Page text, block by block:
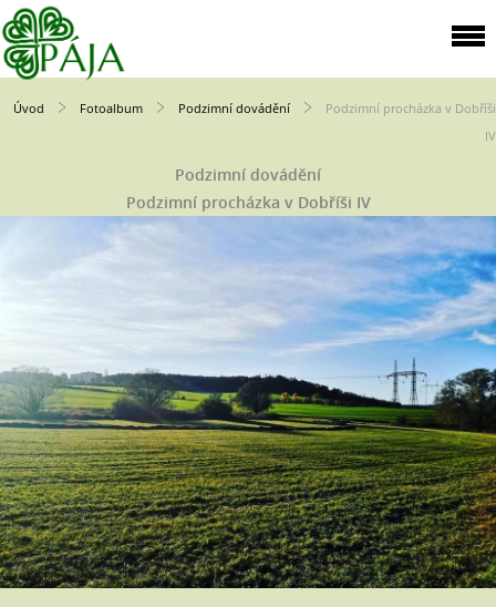
Úvod Fotoalbum Podzimní dovádění
Podzimní procházka v Dobříši
IV
Podzimní dovádění
Podzimní procházka v Dobříši IV